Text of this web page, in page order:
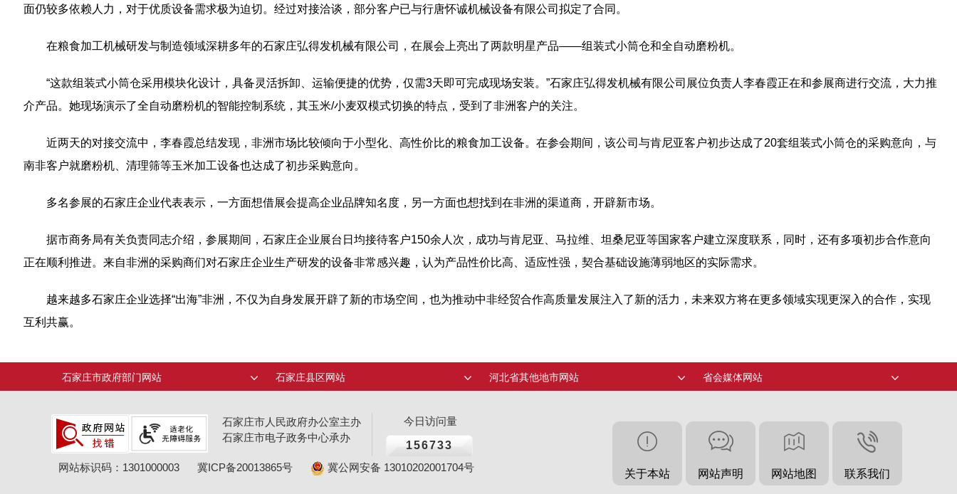
面仍较多依赖人力，对于优质设备需求极为迫切。经过对接洽谈，部分客户已与行唐怀诚机械设备有限公司拟定了合同。
在粮食加工机械研发与制造领域深耕多年的石家庄弘得发机械有限公司，在展会上亮出了两款明星产品——组装式小筒仓和全自动磨粉机。
“这款组装式小筒仓采用模块化设计，具备灵活拆卸、运输便捷的优势，仅需3天即可完成现场安装。”石家庄弘得发机械有限公司展位负责人李春霞正在和参展商进行交流，大力推
介产品。她现场演示了全自动磨粉机的智能控制系统，其玉米/小麦双模式切换的特点，受到了非洲客户的关注。
近两天的对接交流中，李春霞总结发现，非洲市场比较倾向于小型化、高性价比的粮食加工设备。在参会期间，该公司与肯尼亚客户初步达成了20套组装式小筒仓的采购意向，与
南非客户就磨粉机、清理筛等玉米加工设备也达成了初步采购意向。
多名参展的石家庄企业代表表示，一方面想借展会提高企业品牌知名度，另一方面也想找到在非洲的渠道商，开辟新市场。
据市商务局有关负责同志介绍，参展期间，石家庄企业展台日均接待客户150余人次，成功与肯尼亚、马拉维、坦桑尼亚等国家客户建立深度联系，同时，还有多项初步合作意向
正在顺利推进。来自非洲的采购商们对石家庄企业生产研发的设备非常感兴趣，认为产品性价比高、适应性强，契合基础设施薄弱地区的实际需求。
越来越多石家庄企业选择“出海”非洲，不仅为自身发展开辟了新的市场空间，也为推动中非经贸合作高质量发展注入了新的活力，未来双方将在更多领域实现更深入的合作，实现
互利共赢。